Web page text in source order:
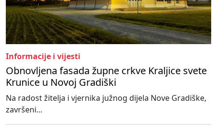
Informacije i vijesti
Obnovljena fasada župne crkve Kraljice svete
Krunice u Novoj Gradiški
Na radost žitelja i vjernika južnog dijela Nove Gradiške,
završeni...